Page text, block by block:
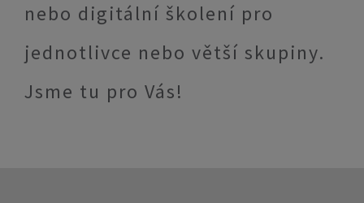
nebo digitální školení pro
jednotlivce nebo větší skupiny.
Jsme tu pro Vás!